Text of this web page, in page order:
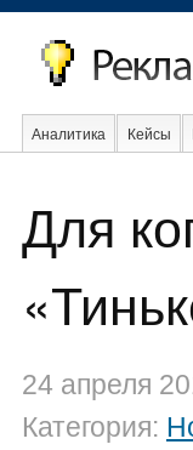
Аналитика Кейсы
Интернет
Для
24 апреля
Категория: